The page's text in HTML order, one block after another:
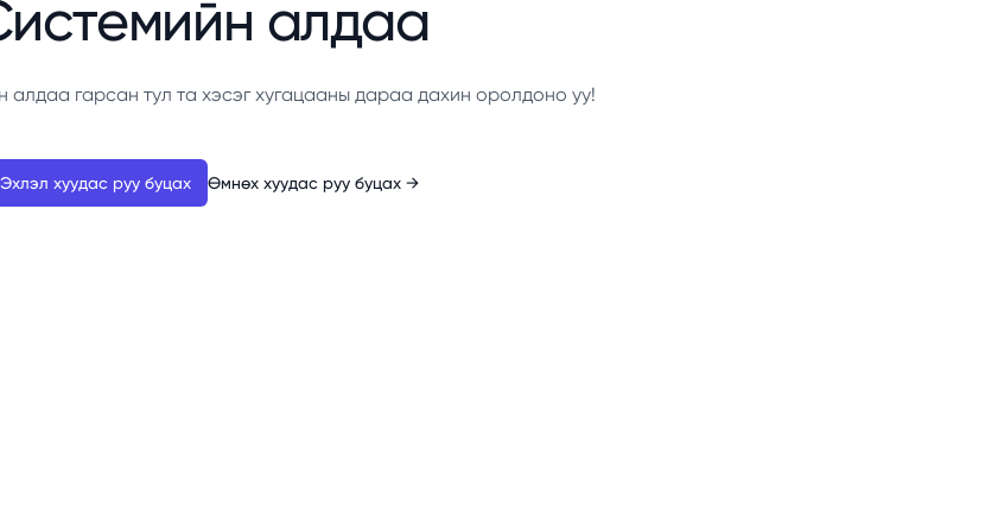
алдаа
алдаа гарсан тул та хэсэг хугацааны дараа дахин оролдоно уу!
Эхлэл хуудас руу буцах Өмнөх хуудас руу буцах →